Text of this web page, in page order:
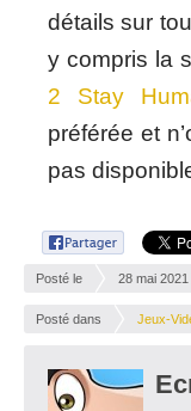
détails sur
y compris la
2 Stay
préférée et
pas
Posté le 28 mai 2021 |
Posté dans Jeux-